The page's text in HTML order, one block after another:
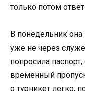
только потом
В понедельник
уже не через
попросила
временный
о турникет легко,